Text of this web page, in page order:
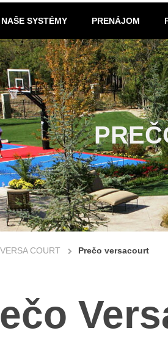
NAŠE SYSTÉMY PRENÁJOM
VERSA COURT Prečo versacourt